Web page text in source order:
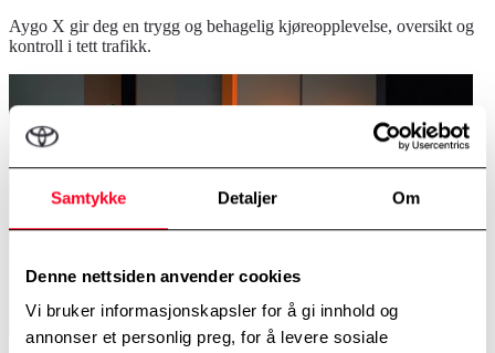
Samtykke Detaljer Om
Denne nettsiden anvender cookies
Vi bruker informasjonskapsler for å gi innhold og
annonser et personlig preg, for å levere sosiale
Aygo X gir deg en trygg og behagelig kjøreopplevelse, oversikt og
kontroll i tett trafikk.